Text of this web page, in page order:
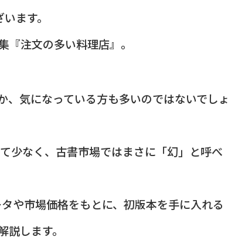
ます。
注文の多い料理店』。
気になっている方も多いのではないでしょ
少なく、古書市場ではまさに「幻」と呼べ
や市場価格をもとに、初版本を手に入れる
します。